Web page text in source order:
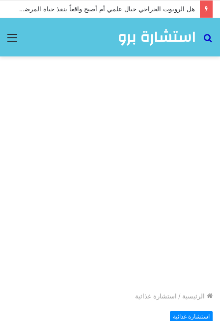
هل الروبوت الجراحي خيال علمي أم أصبح واقعاً ينقذ حياة المرضى؟
استشارة برو
بحث
الرئيسية / استشارة غذائية
استشارة غذائية